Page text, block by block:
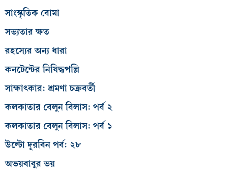
সাংস্কৃতিক বোমা
সভ্যতার ক্ষত
রহস্যের অন্য ধারা
কনটেন্টের নিষিদ্ধপল্লি
সাক্ষাৎকার: শ্রমণা চক্রবর্তী
কলকাতার বেলুন বিলাস: পর্ব ২
কলকাতার বেলুন বিলাস: পর্ব ১
উল্টো দূরবিন পর্ব: ২৮
অভয়বাবুর ভয়